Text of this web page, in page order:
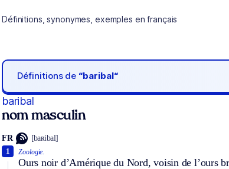
Définitions, synonymes, exemples en français
Définitions de “baribal“
baribal
nom masculin
FR [baʀibal]
Zoologie.
Ours noir d’Amérique du Nord, voisin de l’ours
1